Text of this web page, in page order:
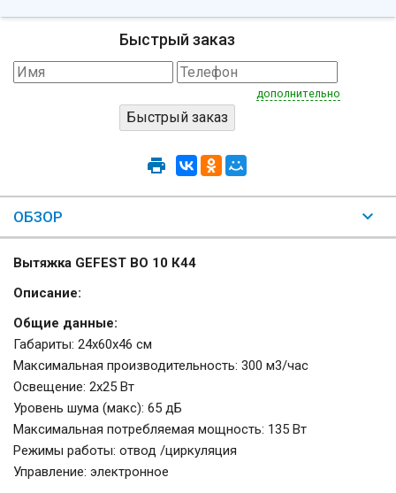
Быстрый заказ
дополнительно
ОБЗОР
Вытяжка GEFEST ВО 10 К44
Описание:
Общие данные:
Габариты: 24х60х46 см
Максимальная производительность: 300 м3/час
Освещение: 2х25 Вт
Уровень шума (макс): 65 дБ
Максимальная потребляемая мощность: 135 Вт
Режимы работы: отвод /циркуляция
Управление: электронное